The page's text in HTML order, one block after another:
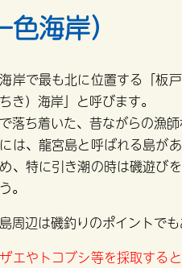
海岸）
岸で最も北に位置する「板
ちき）海岸」と呼びます。
落ち着いた、昔ながらの漁
は、龍宮島と呼ばれる島が
、特に引き潮の時は磯遊び
。
周辺は磯釣りのポイントでも
エやトコブシ等を採取する